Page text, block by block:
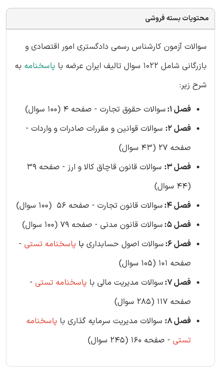
محتویات بسته فروشی
سوالات آزمون کارشناس رسمی دادگستری امور اقتصادی و
بازرگانی شامل 1022 سوال تالیف ایران عرضه با
پاسخنامه به
شرح زیر:
فصل 1:
سوالات حقوق تجارت - صفحه 4 (100 سوال)
فصل 2:
سوالات قوانین و مقررات صادرات و واردات -
صفحه 27 (43 سوال)
فصل 3:
سوالات قانون قاچاق کالا و ارز - صفحه 39
(44 سوال)
فصل 4:
سوالات قانون تجارت - صفحه 56 (100 سوال)
فصل 5:
سوالات قانون مدنی - صفحه 79 (100 سوال)
فصل 6:
سوالات اصول حسابداری با پاسخنامه تستی -
صفحه 101 (105 سوال)
فصل 7:
سوالات مدیریت مالی با پاسخنامه تستی -
صفحه 117 (285 سوال)
فصل 8:
سوالات مدیریت سرمایه گذاری با پاسخنامه
تستی - صفحه 160 (245 سوال)